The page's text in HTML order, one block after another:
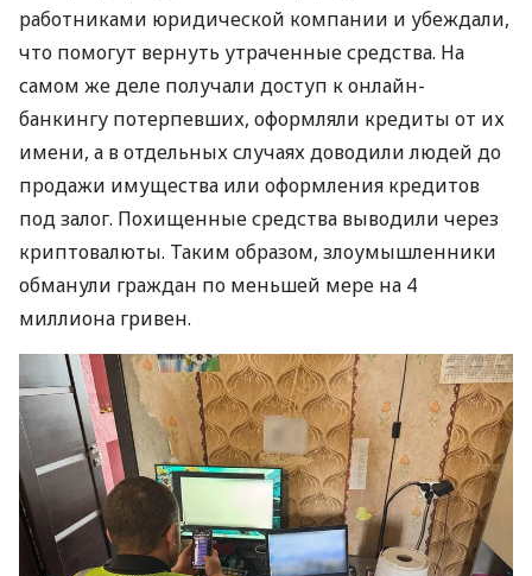
работниками юридической компании и убеждали,
что помогут вернуть утраченные средства. На
самом же деле получали доступ к онлайн-
банкингу потерпевших, оформляли кредиты от их
имени, а в отдельных случаях доводили людей до
продажи имущества или оформления кредитов
под залог. Похищенные средства выводили через
криптовалюты. Таким образом, злоумышленники
обманули граждан по меньшей мере на 4
миллиона гривен.